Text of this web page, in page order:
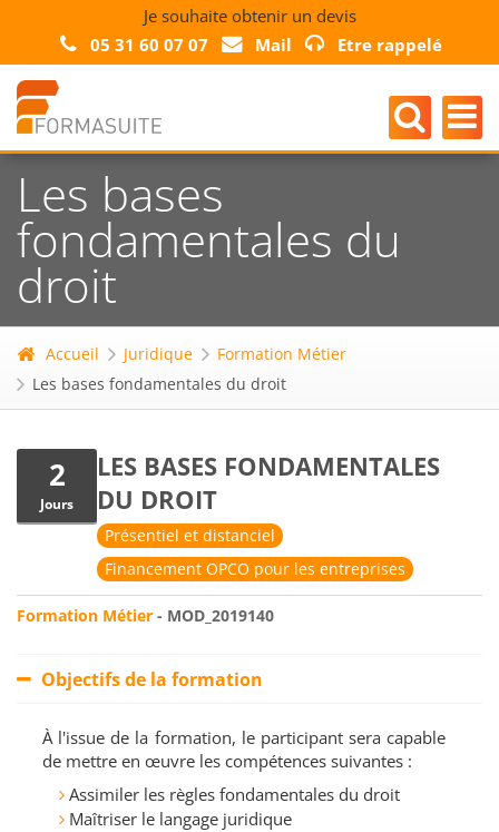
Je souhaite obtenir un devis
05 31 60 07 07
Mail Etre rappelé
Les bases
fondamentales du
droit
Accueil Juridique
Formation Métier
Les bases fondamentales du droit
2
Jours
LES BASES FONDAMENTALES
DU DROIT
Présentiel et distanciel
Financement OPCO pour les entreprises
Formation Métier - MOD_2019140
Objectifs de la formation
À l'issue de la formation, le participant sera capable
de mettre en œuvre les compétences suivantes :
Assimiler les règles fondamentales du droit
Maîtriser le langage juridique